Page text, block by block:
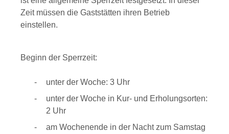
Zeit müssen die Gaststätten ihren Betrieb
einstellen.
Beginn der Sperrzeit:
unter der Woche: 3 Uhr
unter der Woche in Kur- und Erholungsorten:
2 Uhr
am Wochenende in der Nacht zum Samstag